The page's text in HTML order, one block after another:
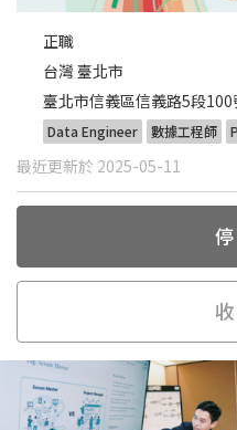
正職
台灣 臺北市
臺北市信義區信義路5段
Data Engineer 數據工程師
最近更新於 2025-05-11